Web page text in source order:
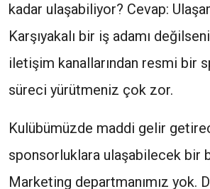
kadar ulaşabiliyor? Cevap:
Karşıyakalı bir iş adamı
iletişim kanallarından resmi bir
süreci yürütmeniz çok zor.
Kulübümüzde maddi gelir
sponsorluklara ulaşabilecek bir
Marketing departmanımız yok.